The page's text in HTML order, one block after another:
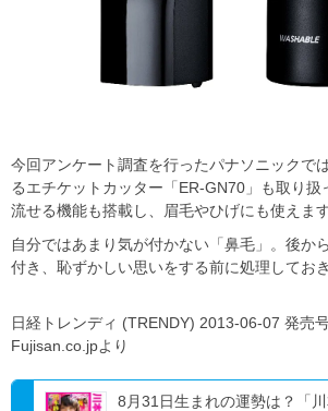
今回アンケート調査を行ったパナソニックで
るエチケットカッター「ER-GN70」も取り
流せる機能も搭載し、眉毛やひげにも使えます
自分ではあまり気が付かない「鼻毛」。後か
付き、恥ずかしい思いをする前に処理してお
日経トレンディ (TRENDY) 2013-06-07 発売
Fujisan.co.jpより
8月31日生まれの運勢は？「